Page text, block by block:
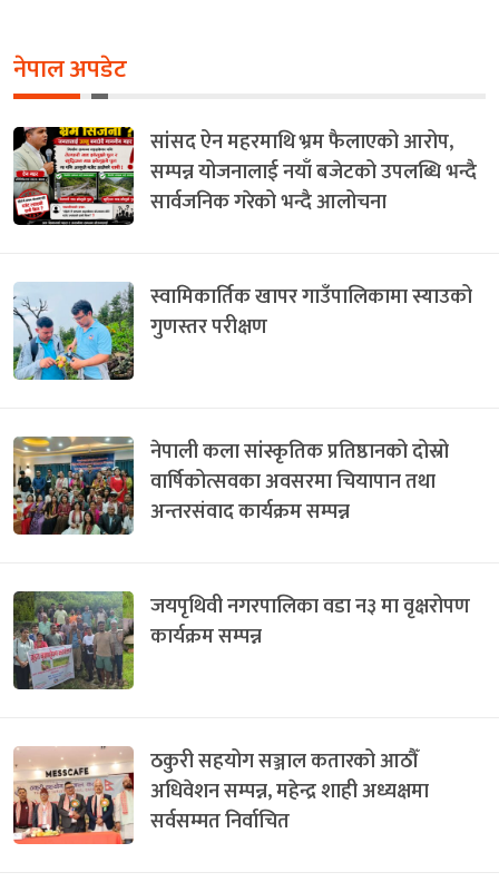
नेपाल अपडेट
सांसद ऐन महरमाथि भ्रम फैलाएको आरोप,
सम्पन्न योजनालाई नयाँ बजेटको उपलब्धि भन्दै
सार्वजनिक गरेको भन्दै आलोचना
स्वामिकार्तिक खापर गाउँपालिकामा स्याउको
गुणस्तर परीक्षण
नेपाली कला सांस्कृतिक प्रतिष्ठानको दोस्रो
वार्षिकोत्सवका अवसरमा चियापान तथा
अन्तरसंवाद कार्यक्रम सम्पन्न
जयपृथिवी नगरपालिका वडा न३ मा वृक्षरोपण
कार्यक्रम सम्पन्न
ठकुरी सहयोग सञ्जाल कतारको आठौँ
अधिवेशन सम्पन्न, महेन्द्र शाही अध्यक्षमा
सर्वसम्मत निर्वाचित